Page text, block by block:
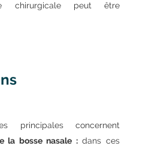
chirurgicale peut être
principales concernent
la bosse nasale :dans ces